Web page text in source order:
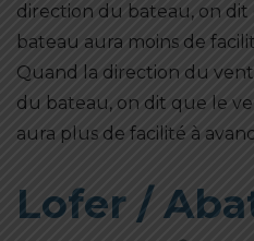
direction du bateau, on
bateau aura moins de
Quand la direction du
du bateau, on dit que le
aura plus de facilité à
Lofer /